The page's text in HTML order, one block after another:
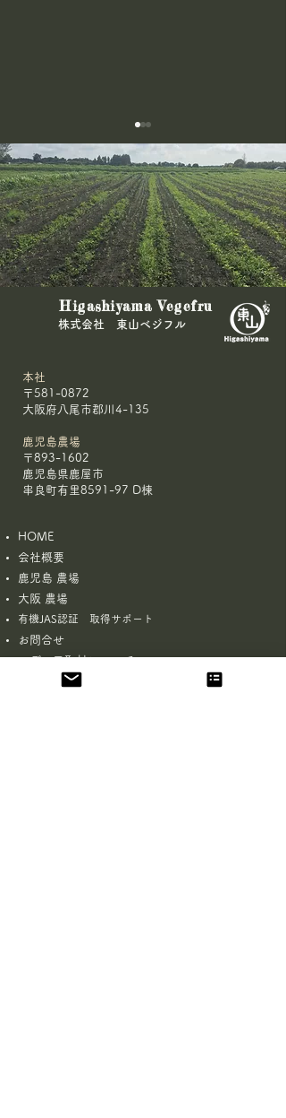
＼ビーツ120kg、受取拒
否！／
Higashiyama Vegefru
​株式会社 東山ベジフル
本社
〒581-0872
大阪府八尾市郡川4-135
鹿児島農場
〒893-1602
鹿児島県鹿屋市
串良町有里8591-97 D棟
HOME
会社概要
鹿児島 農場
大阪 農場
有機JAS認証 取得サポート
お問合せ
​メディア取材について
プライバシーポリシー